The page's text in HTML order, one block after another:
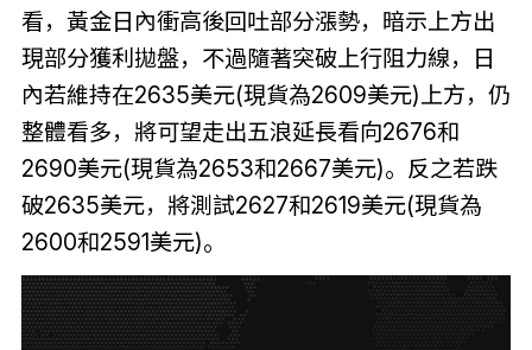
看，黃金日內衝高後回吐部分漲勢，暗示上方出
現部分獲利拋盤，不過隨著突破上行阻力線，日
內若維持在2635美元(現貨為2609美元)上方，仍
整體看多，將可望走出五浪延長看向2676和
2690美元(現貨為2653和2667美元)。反之若跌
破2635美元，將測試2627和2619美元(現貨為
2600和2591美元)。